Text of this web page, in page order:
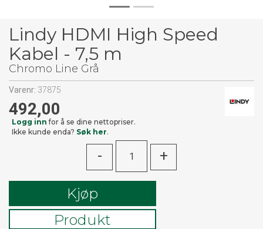
Lindy HDMI High Speed
Kabel - 7,5 m
Chromo Line Grå
Varenr: 37875
492,00
Logg inn for å se dine nettopriser.
Ikke kunde enda? Søk her.
- +
Kjøp
Produkt